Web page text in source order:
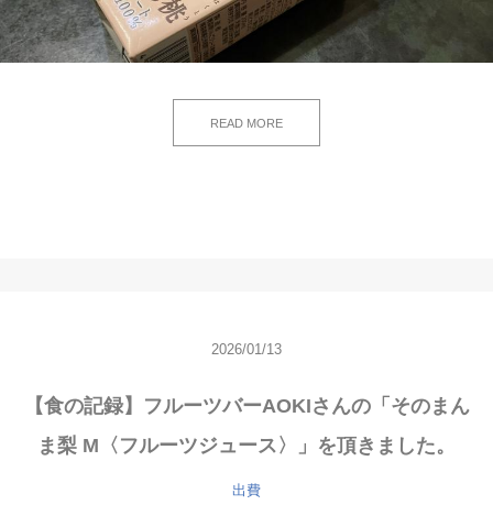
READ MORE
2026/01/13
【食の記録】フルーツバーAOKIさんの「そのまん
ま梨 M〈フルーツジュース〉」を頂きました。
出費